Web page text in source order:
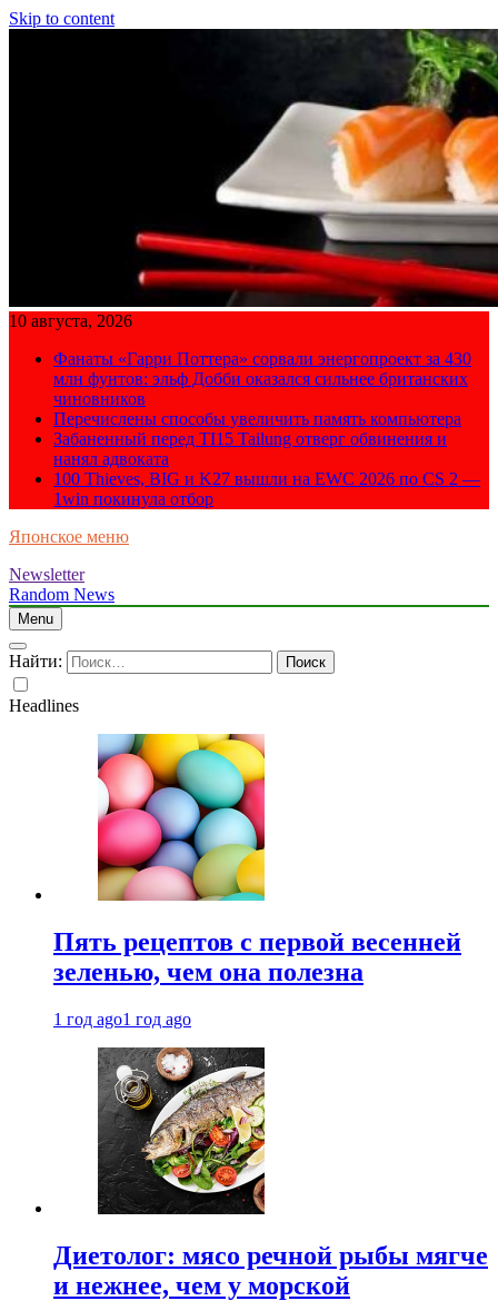
Skip to content
10 августа, 2026
Фанаты «Гарри Поттера» сорвали энергопроект за 430
млн фунтов: эльф Добби оказался сильнее британских
чиновников
Перечислены способы увеличить память компьютера
Забаненный перед TI15 Tailung отверг обвинения и
нанял адвоката
100 Thieves, BIG и K27 вышли на EWC 2026 по CS 2 —
1win покинула отбор
Японское меню
Newsletter
Random News
Menu
Найти:
Headlines
Пять рецептов с первой весенней
зеленью, чем она полезна
1 год ago1 год ago
Диетолог: мясо речной рыбы мягче
и нежнее, чем у морской